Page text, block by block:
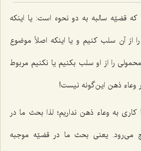
قضیّه سالبه به دو نحوه است: یا اینکه
از آن سلب کنیم و یا اینکه اصلاً موضوع
را از او سلب بکنیم یا نکنیم مربوط
وعاء ذهن این‌گونه نیست!
کاری به وعاء ذهن نداریم؛ لذا بحث ما در
می‌رود. یعنی بحث ما در قضیّه موجبه